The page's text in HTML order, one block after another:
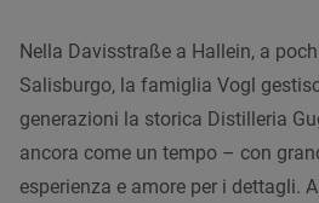
Nella Davisstraße a Hallein, a
Salisburgo, la famiglia Vogl
generazioni la storica Distilleria
ancora come un tempo – con
esperienza e amore per i dettagli.